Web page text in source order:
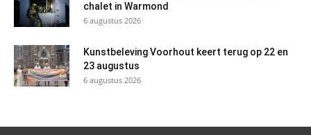
chalet in Warmond
6 augustus 2026
Kunstbeleving Voorhout keert terug op 22 en
23 augustus
6 augustus 2026